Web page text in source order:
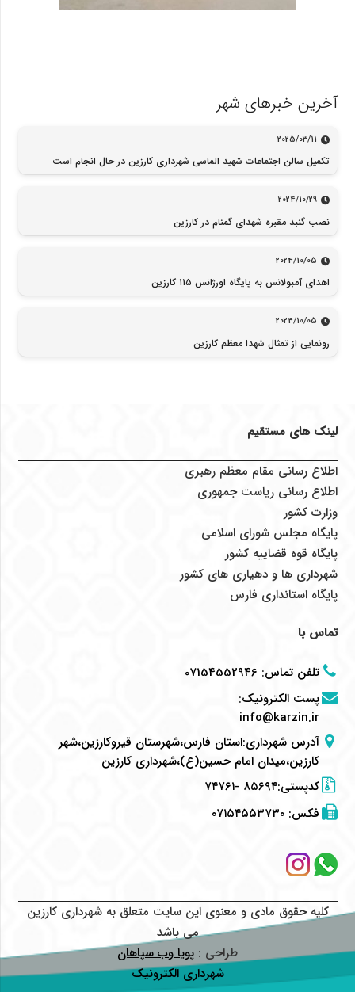
آخرین خبرهای شهر
2025/03/11
تکمیل سالن اجتماعات شهید الماسی شهرداری کارزین در حال انجام است
2024/10/29
نصب گنبد مقبره شهدای گمنام در کارزین
2024/10/05
اهدای آمبولانس به پایگاه اورژانس ۱۱۵ کارزین
2024/10/05
رونمایی از تمثال شهدا معظم کارزین
لینک های مستقیم
اطلاع رسانی مقام معظم رهبری
اطلاع رسانی ریاست جمهوری
وزارت کشور
پایگاه مجلس شورای اسلامی
پایگاه قوه قضاییه کشور
شهرداری ها و دهیاری های کشور
پایگاه استانداری فارس
تماس با
تلفن تماس:
07154552946
پست الکترونیک:
info@karzin.ir
آدرس شهرداری:استان فارس،شهرستان قیروکارزین،شهر
کارزین،میدان امام حسین(ع)،شهرداری کارزین
کدپستی:۸۵۶۹۴ -۷۴۷۶۱
فکس:۰۷۱۵۴۵۵۳۷۳۰
کلیه حقوق مادی و معنوی این سایت متعلق به شهرداری کارزین
می باشد
طراحی : پویا وب سپاهان
شهرداری الکترونیک